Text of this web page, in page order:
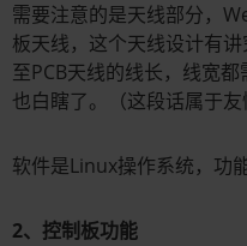
需要注意的是天线部分，
板天线，这个天线设计有
至PCB天线的线长，线宽
也白瞎了。（这段话属于友
软件是Linux操作系统，功
2、控制板功能